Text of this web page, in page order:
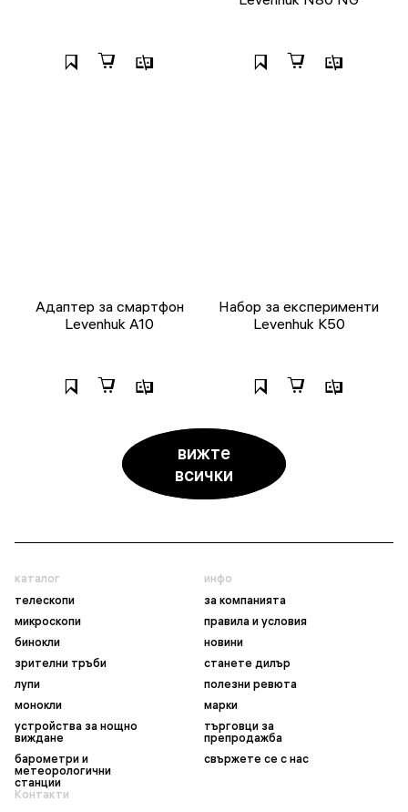
Адаптер за смартфон
Levenhuk A10
Набор за експерименти
Levenhuk K50
вижте
всички
каталог
телескопи
микроскопи
бинокли
зрителни тръби
лупи
монокли
устройства за нощно
виждане
барометри и
метеорологични
станции
инфо
за компанията
правила и условия
новини
станете дилър
полезни ревюта
марки
търговци за
препродажба
свържете се с нас
Контакти